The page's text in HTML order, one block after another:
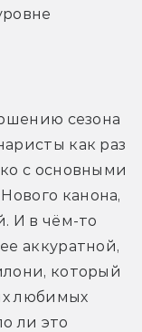
сезона
как раз
с основными
канона,
И в чём-то
аккуратной,
который
любимых
ли это